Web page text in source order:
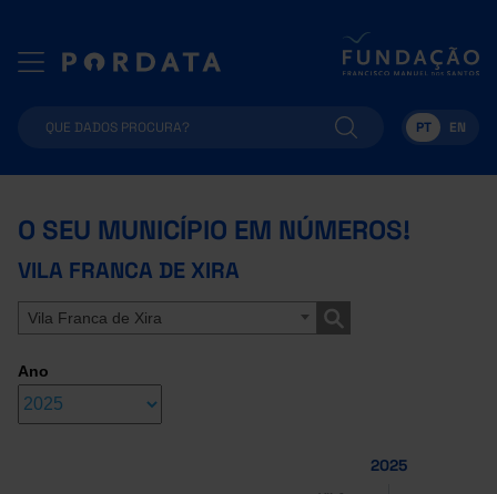
PT EN
O SEU MUNICÍPIO EM NÚMEROS!
VILA FRANCA DE XIRA
Vila Franca de Xira
Ano
2025